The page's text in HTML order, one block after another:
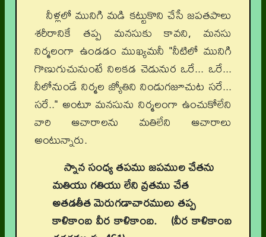
నీళ్లలో మునిగి మడి కట్టుకొని చేసే జపతపాలు
శరీరానికే తప్ప మనసుకు కావని, మనసు
నిర్మలంగా ఉండడం ముఖ్యమనీ "నీటిలో మునిగి
గొణుగుచునుంటే నిలకడ చెడునుర ఒరే... ఒరే...
నీలోనుండే నిర్మల జ్యోతిని నిండుగజూచుట సరే...
సరే.." అంటూ మనసును నిర్మలంగా ఉంచుకోలేని
వారి ఆచారాలను మతిలేని ఆచారాలు
అంటున్నారు.
స్నాన సంధ్య తపము జపముల చేతను
మతియు గతియు లేని వ్రతము చేత
అతడతీత మెరుగడాచారములు తప్ప
కాళికాంబ వీర కాళికాంబ. (వీర కాళికాంబ